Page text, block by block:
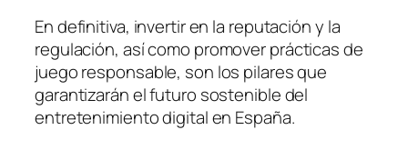
En definitiva, invertir en la reputación y la
regulación, así como promover prácticas de
juego responsable, son los pilares que
garantizarán el futuro sostenible del
entretenimiento digital en España.